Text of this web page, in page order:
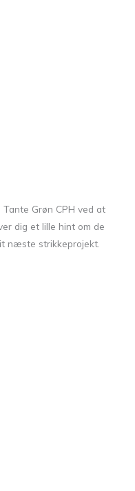
Grøn CPH ved at
dig et lille hint om de
næste strikkeprojekt.